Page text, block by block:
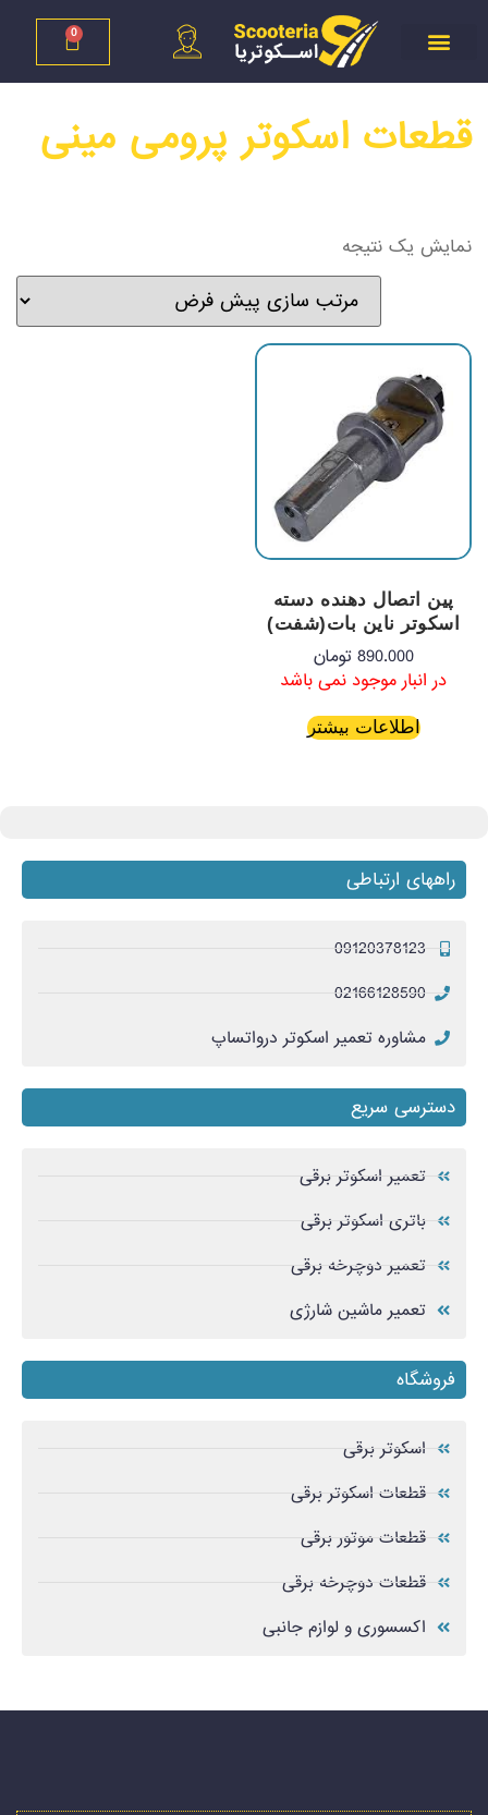
0
قطعات اسکوتر پرومی مینی
نمایش یک نتیجه
پین اتصال دهنده دسته
اسکوتر ناین بات(شفت)
890.000 تومان
در انبار موجود نمی باشد
اطلاعات بیشتر
راههای ارتباطی
09120378123
02166128590
مشاوره تعمیر اسکوتر درواتساپ
دسترسی سریع
تعمیر اسکوتر برقی
باتری اسکوتر برقی
تعمیر دوچرخه برقی
تعمیر ماشین شارژی
فروشگاه
اسکوتر برقی
قطعات اسکوتر برقی
قطعات موتور برقی
قطعات دوچرخه برقی
اکسسوری و لوازم جانبی